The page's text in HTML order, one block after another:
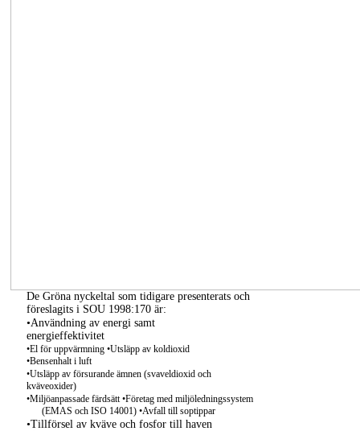
De Gröna nyckeltal som tidigare presenterats och
föreslagits i SOU 1998:170 är:
•Användning av energi samt
energieffektivitet
•El för uppvärmning •Utsläpp av koldioxid
•Bensenhalt i luft
•Utsläpp av försurande ämnen (svaveldioxid och
kväveoxider)
•Miljöanpassade färdsätt •Företag med miljöledningssystem
(EMAS och ISO 14001) •Avfall till soptippar
•Tillförsel av kväve och fosfor till haven